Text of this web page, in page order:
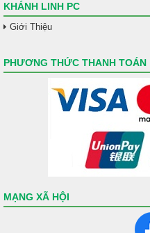
KHÁNH LINH PC
Giới Thiệu
PHƯƠNG THỨC THANH TOÁN
MẠNG XÃ HỘI